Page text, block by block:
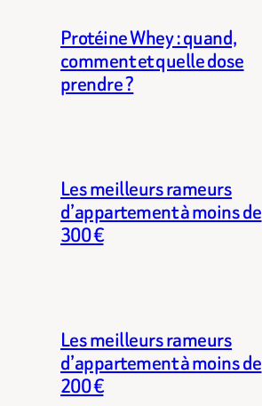
Protéine Whey : quand,
comment et quelle dose
prendre ?
Les meilleurs rameurs
d’appartement à moins de
300 €
Les meilleurs rameurs
d’appartement à moins de
200 €